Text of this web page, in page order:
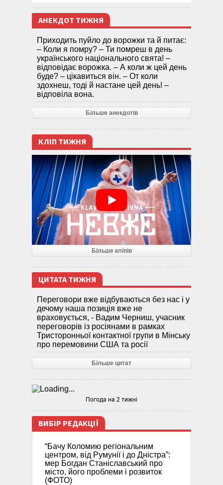
АНЕКДОТ ТИЖНЯ
Приходить пуйло до ворожки та й питає:
– Коли я помру? – Ти помреш в день
українського національного свята! –
відповідає ворожка. – А коли ж цей день
буде? – цікавиться він. – От коли
здохнеш, тоді й настане цей день! –
відповіла вона.
Більше анекдотів
КЛІП ТИЖНЯ
Більше кліпів
ЦИТАТА ТИЖНЯ
Переговори вже відбуваються без нас і у
дечому наша позиція вже не
враховується, - Вадим Черниш, учасник
переговорів із росіянами в рамках
Тристоронньої контактної групи в Мінську
про перемовини США та росії
Більше цитат
Погода на 2 тижні
ВИБІР РЕДАКЦІЇ
“Бачу Коломию регіональним
центром, від Румунії і до Дністра”:
мер Богдан Станіславський про
місто, його проблеми і розвиток
(ФОТО)